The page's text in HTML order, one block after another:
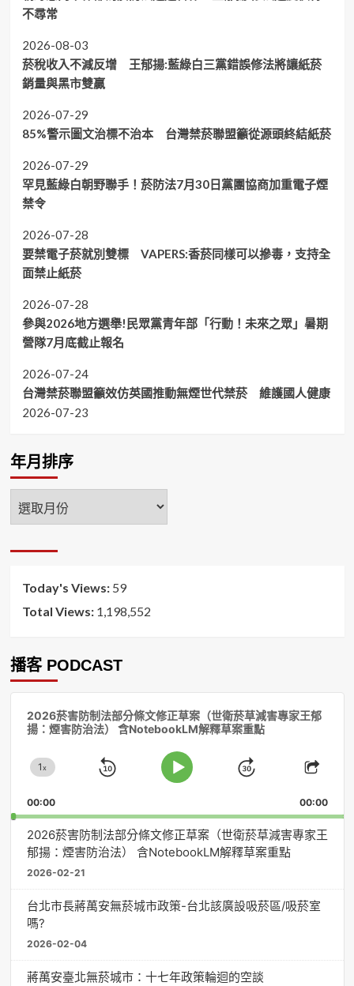
不尋常
2026-08-03
菸稅收入不減反增 王郁揚:藍綠白三黨錯誤修法將讓紙菸
銷量與黑市雙贏
2026-07-29
85%警示圖文治標不治本 台灣禁菸聯盟籲從源頭終結紙菸
2026-07-29
罕見藍綠白朝野聯手！菸防法7月30日黨團協商加重電子煙
禁令
2026-07-28
要禁電子菸就別雙標 VAPERS:香菸同樣可以摻毒，支持全
面禁止紙菸
2026-07-28
參與2026地方選舉!民眾黨青年部「行動！未來之眾」暑期
營隊7月底截止報名
2026-07-24
台灣禁菸聯盟籲效仿英國推動無煙世代禁菸 維護國人健康
2026-07-23
年月排序
年
月
Today's Views: 59
Total Views: 1,198,552
播客 PODCAST
2026菸害防制法部分條文修正草案（世衛菸草減害專家王郁
揚：煙害防治法） 含NotebookLM解釋草案重點
Change
Rate
1x
Skip
Play
Jump
Forward
Share
00:00 00:00
2026菸害防制法部分條文修正草案（世衛菸草減害專家王
郁揚：煙害防治法） 含NotebookLM解釋草案重點
2026-02-21
台北市長蔣萬安無菸城市政策-台北該廣設吸菸區/吸菸室
嗎?
2026-02-04
蔣萬安臺北無菸城市：十七年政策輪迴的空談